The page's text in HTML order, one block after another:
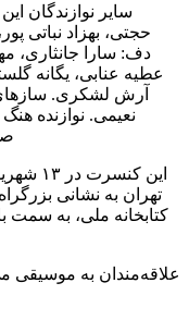
سایر نوازندگان
حجتی، بهزاد نباتی
دف: سارا ‌جانثاری،
عطیه عنابی، یگانه
آرش ‌لشکری.
نعیمی. نوازنده
تهران به نشانی
کتابخانه‌ ملی، به سمت
علاقه‌مندان به موسیقی